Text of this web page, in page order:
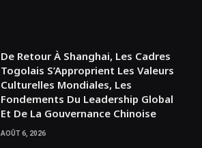
De Retour À Shanghai, Les Cadres
Togolais S’Approprient Les Valeurs
Culturelles Mondiales, Les
Fondements Du Leadership Global
Et De La Gouvernance Chinoise
AOÛT 6, 2026